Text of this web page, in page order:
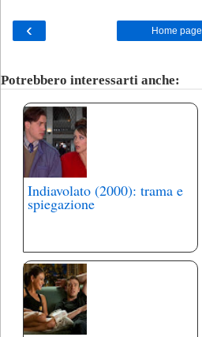
‹ Home page
Potrebbero interessarti anche:
Indiavolato (2000): trama e
spiegazione